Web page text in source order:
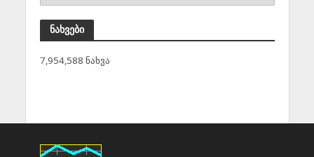
ნახვები
7,954,588 ნახვა